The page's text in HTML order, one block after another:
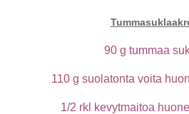
90 g tummaa
110 g suolatonta voita
1/2 rkl kevytmaitoa